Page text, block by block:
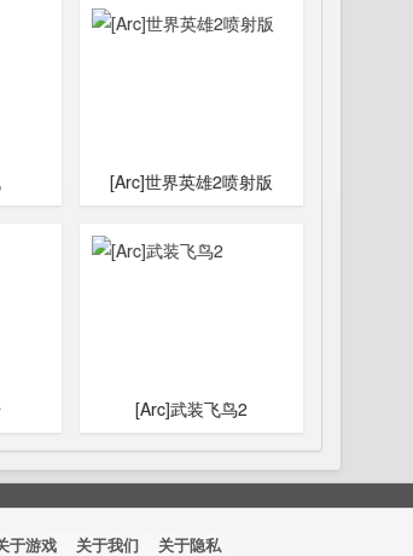
[Arc]世界英雄2喷射版
[Arc]武装飞鸟2
于游戏 关于我们 关于隐私